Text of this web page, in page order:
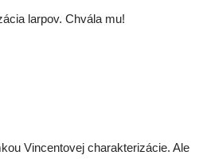
lar­pov. Chvála mu!
Vincentovej cha­rak­te­ri­zá­cie. Ale